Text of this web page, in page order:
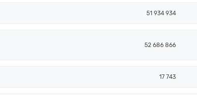
51 934 934
52 686 866
17 743